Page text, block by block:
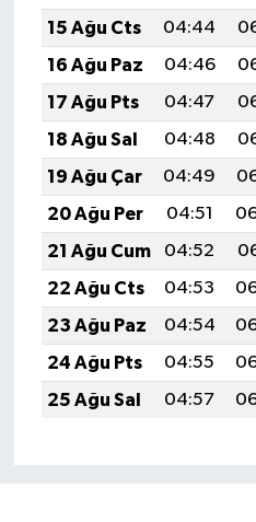
15 Ağu Cts
04:44
16 Ağu Paz
04:46
17 Ağu Pts
04:47
18 Ağu Sal
04:48
19 Ağu Çar
04:49
20 Ağu Per
04:51
21 Ağu Cum
04:52
22 Ağu Cts
04:53
23 Ağu Paz
04:54
24 Ağu Pts
04:55
25 Ağu Sal
04:57